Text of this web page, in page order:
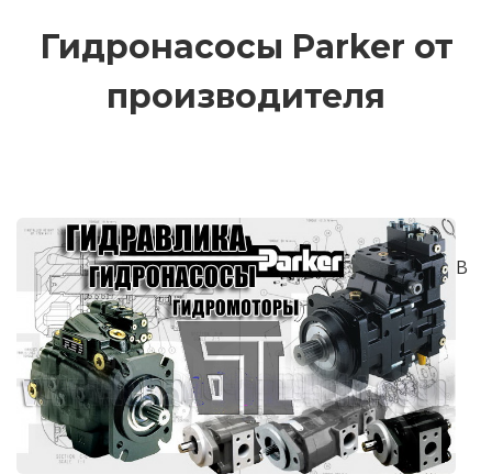
Гидронасосы Parker от
производителя
В